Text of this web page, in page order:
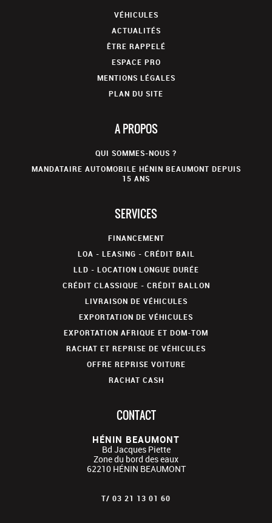
VÉHICULES
ACTUALITÉS
ÊTRE RAPPELÉ
ESPACE PRO
MENTIONS LÉGALES
PLAN DU SITE
A PROPOS
QUI SOMMES-NOUS ?
MANDATAIRE AUTOMOBILE HÉNIN BEAUMONT DEPUIS
15 ANS
SERVICES
FINANCEMENT
LOA - LEASING - CRÉDIT BAIL
LLD - LOCATION LONGUE DURÉE
CRÉDIT CLASSIQUE - CRÉDIT BALLON
LIVRAISON DE VÉHICULES
EXPORTATION DE VÉHICULES
EXPORTATION AFRIQUE ET DOM-TOM
RACHAT ET REPRISE DE VÉHICULES
OFFRE REPRISE VOITURE
RACHAT CASH
CONTACT
HÉNIN BEAUMONT
Bd Jacques Piette
Zone du bord des eaux
62210 HÉNIN BEAUMONT
T/ 03 21 13 01 60